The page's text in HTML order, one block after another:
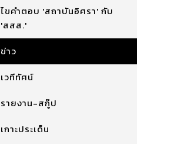
ไขคำตอบ 'สถาบันอิศรา' กับ
'สสส.'
ข่าว
เวทีทัศน์
รายงาน-สกู๊ป
เกาะประเด็น